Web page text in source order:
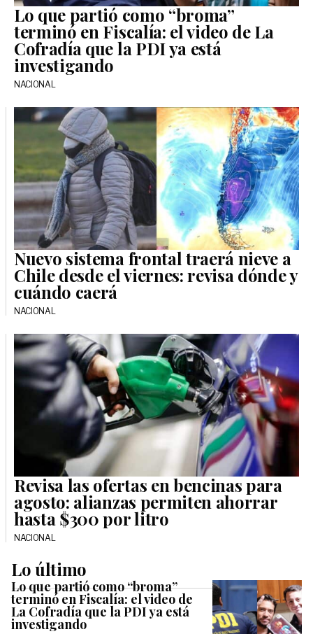
Lo que partió como “broma”
terminó en Fiscalía: el video de La
Cofradía que la PDI ya está
investigando
NACIONAL
Nuevo sistema frontal traerá nieve a
Chile desde el viernes: revisa dónde y
cuándo caerá
NACIONAL
Revisa las ofertas en bencinas para
agosto: alianzas permiten ahorrar
hasta $300 por litro
NACIONAL
Lo último
Lo que partió como “broma”
terminó en Fiscalía: el video de
La Cofradía que la PDI ya está
investigando